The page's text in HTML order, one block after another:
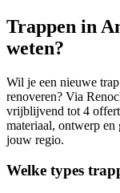
Trappen in
weten?
Wil je een nieuwe
renoveren? Via
vrijblijvend tot 4
materiaal, ontwerp en
jouw regio.
Welke types